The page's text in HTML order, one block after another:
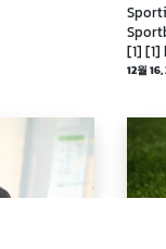
[1]
12월